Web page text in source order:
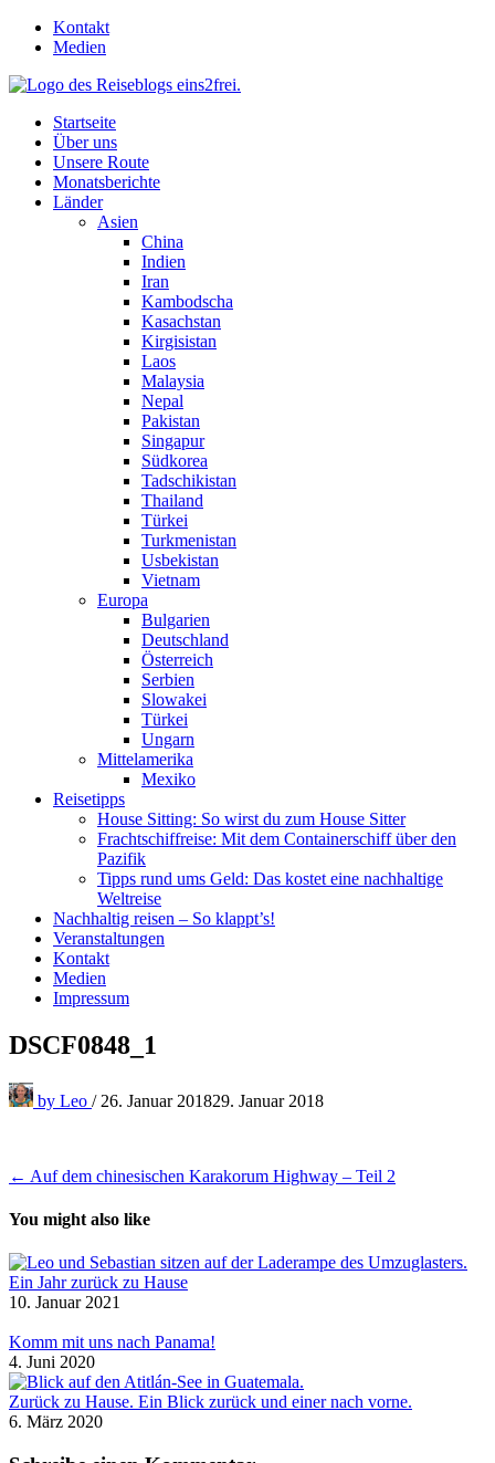
Skip
Kontakt
Medien
Startseite
Über uns
Unsere Route
Monatsberichte
Länder
Asien
China
Indien
Iran
Kambodscha
Kasachstan
Kirgisistan
Laos
Malaysia
Nepal
Pakistan
Singapur
Südkorea
Tadschikistan
Thailand
Türkei
Turkmenistan
Usbekistan
Vietnam
Europa
Bulgarien
Deutschland
Österreich
Serbien
Slowakei
Türkei
Ungarn
Mittelamerika
Mexiko
Reisetipps
House Sitting: So wirst du zum House Sitter
Frachtschiffreise: Mit dem Containerschiff über den
Pazifik
Tipps rund ums Geld: Das kostet eine nachhaltige
Weltreise
Nachhaltig reisen – So klappt’s!
Veranstaltungen
Kontakt
Medien
Impressum
DSCF0848_1
by Leo / 26. Januar 201829. Januar 2018
Beitragsnavigation
← Auf dem chinesischen Karakorum Highway – Teil 2
You might also like
Ein Jahr zurück zu Hause
10. Januar 2021
Komm mit uns nach Panama!
4. Juni 2020
Zurück zu Hause. Ein Blick zurück und einer nach vorne.
6. März 2020